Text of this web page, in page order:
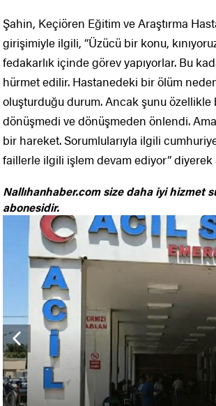
Şahin, Keçiören Eğitim ve Araştırma
girişimiyle ilgili, “Üzücü bir konu,
fedakarlık içinde görev yapıyorlar. Bu
hürmet edilir. Hastanedeki bir ölüm
oluşturduğu durum. Ancak şunu
dönüşmedi ve dönüşmeden önlendi.
bir hareket. Sorumlularıyla ilgili
faillerle ilgili işlem devam ediyor” diyerek
Nallıhanhaber.com size daha iyi hizmet
abonesidir.